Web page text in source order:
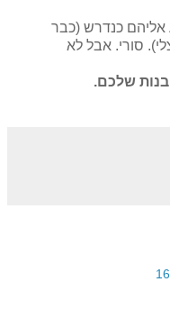
אליהם כנדרש (כבר
סורי. אבל לא
שלכם.